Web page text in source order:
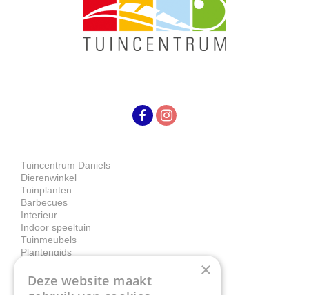
Tuincentrum Daniels
Dierenwinkel
Tuinplanten
Barbecues
Interieur
Indoor speeltuin
Tuinmeubels
Plantengids
Contact
×
Deze website maakt